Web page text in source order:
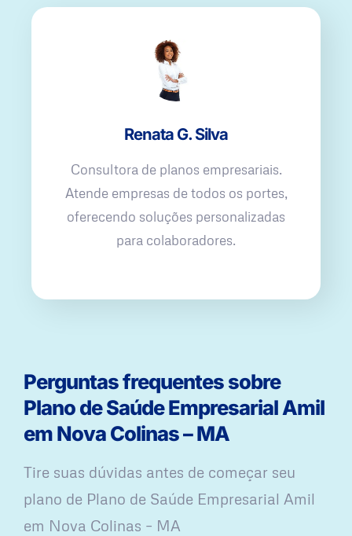
Renata G. Silva
Consultora de planos empresariais.
Atende empresas de todos os portes,
oferecendo soluções personalizadas
para colaboradores.
Perguntas frequentes sobre
Plano de Saúde Empresarial Amil
em Nova Colinas – MA
Tire suas dúvidas antes de começar seu
plano ​de Plano de Saúde Empresarial Amil
em Nova Colinas – MA